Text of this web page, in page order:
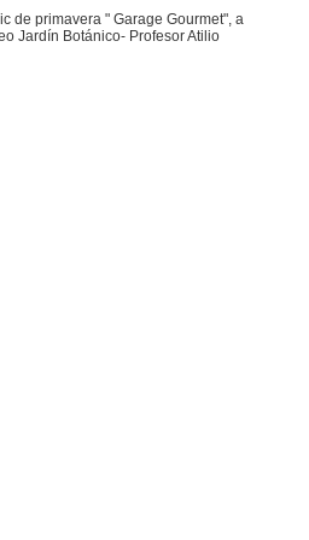
de primavera " Garage Gourmet", a
Jardín Botánico- Profesor Atilio